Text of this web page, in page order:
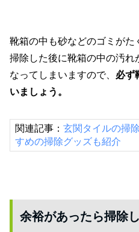
靴箱の中も砂などのゴミが
掃除した後に靴箱の中の汚
なってしまいますので、 必ず
いましょう。
関連記事： 玄関タイルの掃
すめの掃除グッズも紹介
余裕があったら掃除